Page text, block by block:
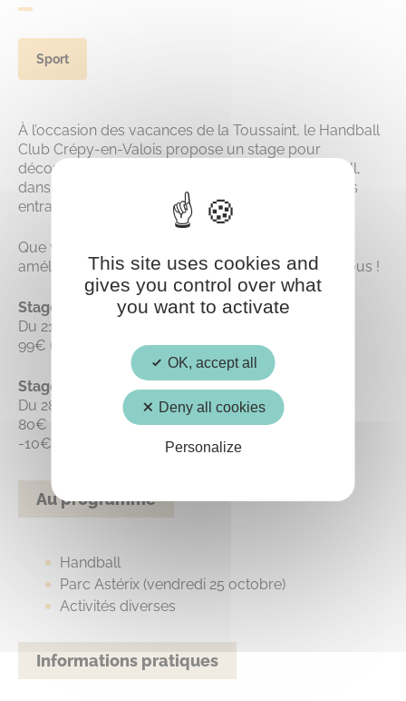
Sport
À l’occasion des vacances de la Toussaint, le Handball
Club Crépy-en-Valois propose un stage pour
découvrir ou perfectionner la pratique du handball,
dans une ambiance conviviale et encadrée par des
entraîneurs qualifiés.
Que vous soyez débutant ou que vous souhaitiez
améliorer vos techniques, ce stage est fait pour vous !
Stage Apprentissage n°1
Du 21 au 25 octobre 2024
99€ (les deux semaines 170€)
Stage Apprentissage n°2
Du 28 au 31 octobre 2024
80€ (les deux semaines 170€)
-10€ pour les enfants du même foyer
Au programme
Handball
Parc Astérix (vendredi 25 octobre)
Activités diverses
Informations pratiques
This site uses cookies and
gives you control over what
you want to activate
OK, accept all
Deny all cookies
Personalize